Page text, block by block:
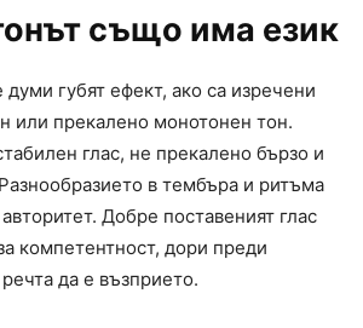
също има език
губят ефект, ако са изречени
или прекалено монотонен тон.
глас, не прекалено бързо и
в тембъра и ритъма
Добре поставеният глас
компетентност, дори преди
да е възприето.